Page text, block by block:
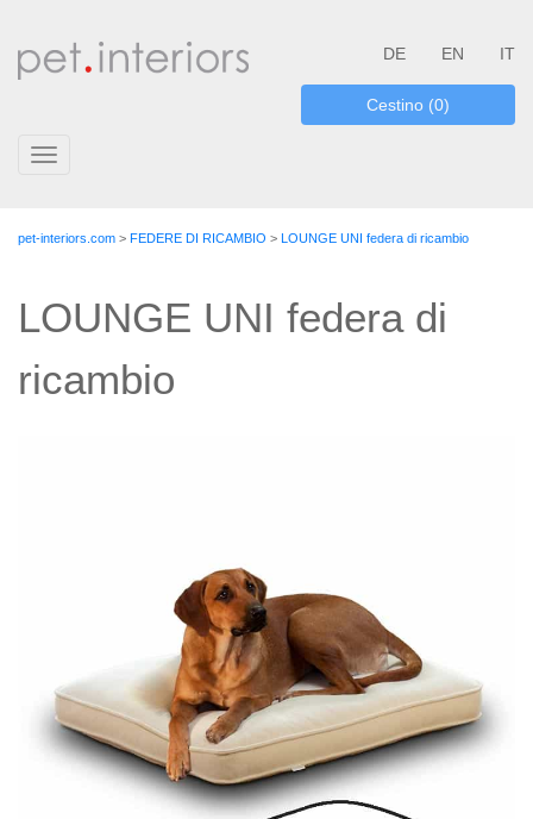
DE EN IT
Cestino (0)
Toggle
pet-interiors.com > FEDERE DI RICAMBIO > LOUNGE UNI federa di ricambio
LOUNGE UNI federa di
ricambio